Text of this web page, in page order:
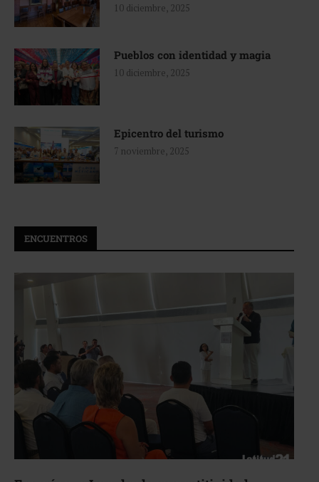
10 diciembre, 2025
Pueblos con identidad y magia
10 diciembre, 2025
Epicentro del turismo
7 noviembre, 2025
ENCUENTROS